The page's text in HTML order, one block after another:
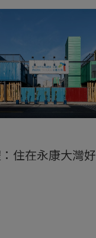
住在永康大灣